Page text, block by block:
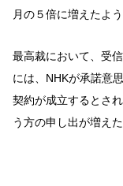
月の５倍に増えたよう
最高裁において、受
には、NHKが承諾意
契約が成立するとさ
う方の申し出が増え